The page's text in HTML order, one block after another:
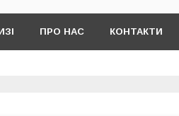
ПРО НАС КОНТАКТИ